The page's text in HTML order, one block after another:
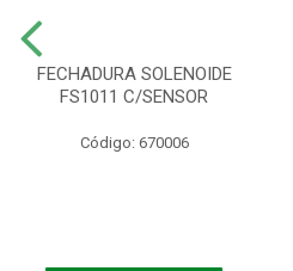
FECHADURA SOLENOIDE
FS1011 C/SENSOR
Código: 670006